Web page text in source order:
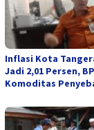
Inflasi Kota
Jadi 2,01 Persen,
Komoditas